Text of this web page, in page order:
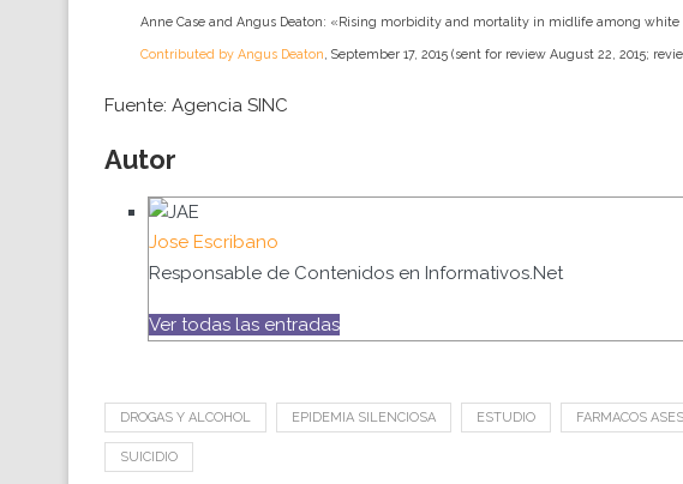
Anne Case and Angus Deaton: «Rising morbidity and mortality in midlife among
Contributed by Angus Deaton , September 17, 2015 (sent for review August 22, 2015;
Fuente: Agencia SINC
Autor
Jose Escribano
Responsable de Contenidos en Informativos.Net
Ver todas las entradas
DROGAS Y ALCOHOL EPIDEMIA SILENCIOSA ESTUDIO FARMACOS
SUICIDIO